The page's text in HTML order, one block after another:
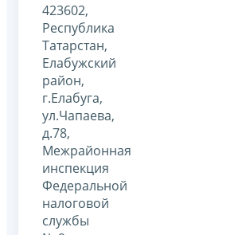
423602,
Республика
Татарстан,
Елабужский
район,
г.Елабуга,
ул.Чапаева,
д.78,
Межрайонная
инспекция
Федеральной
налоговой
службы